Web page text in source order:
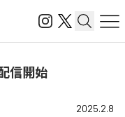
信開始
2025.2.8